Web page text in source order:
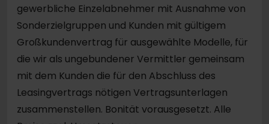
gewerbliche Einzelabnehmer mit Ausnahme von
Sonderzielgruppen und Kunden mit gültigem
Großkundenvertrag für ausgewählte Modelle, für
die wir als ungebundener Vermittler gemeinsam
mit dem Kunden die für den Abschluss des
Leasingvertrags nötigen Vertragsunterlagen
zusammenstellen. Bonität vorausgesetzt. Alle